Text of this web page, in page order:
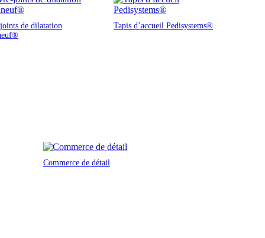
de dilatation
Tapis d’accueil Pedisystems®
Commerce de détail